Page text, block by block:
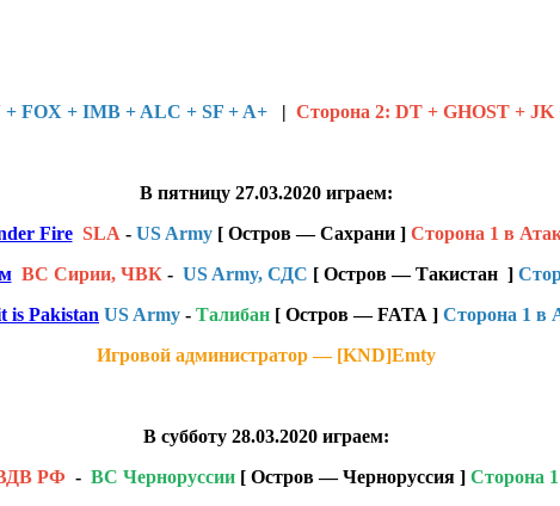
FOX + IMB + ALC + SF + A+ | Сторона 2: DT + GHOST +
В пятницу 27.03.2020 играем:
Fire SLA - US Army[ Остров — Сахрани ] Cторона 1 в
ВС Сирии, ЧВК- US Army, СДС [ Остров — Такистан ]
is Pakistan US Army - Талибан [ Остров — FATA ] Сторона 1 в
Игровой администратор — [KND]Emty
В субботу 28.03.2020 играем:
РФ - ВС Черноруссии[ Остров — Черноруссия ] Cторона